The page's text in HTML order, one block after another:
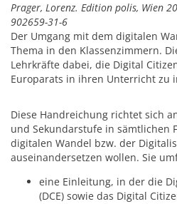
Prager, Lorenz. Edition polis, Wien
902659-31-6
Der Umgang mit dem digitalen
Thema in den Klassenzimmern.
Lehrkräfte dabei, die Digital
Europarats in ihren Unterricht zu
Diese Handreichung richtet sich
und Sekundarstufe in sämtlichen
digitalen Wandel bzw. der
auseinandersetzen wollen. Sie
eine Einleitung, in der die
(DCE) sowie das Digital